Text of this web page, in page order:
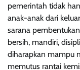
pemerintah tidak
anak-anak dari
sarana
bersih, mandiri,
diharapkan mampu
memutus rantai